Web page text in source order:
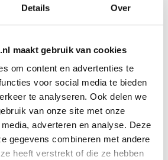
Details Over
maakt gebruik van cookies
om content en advertenties te
voor social media te bieden
te analyseren. Ook delen we
van onze site met onze
adverteren en analyse. Deze
gegevens combineren met andere
heeft verstrekt of die ze hebben
en het design van het
kraamcadeau voor baby en
en wordt aan één zijde